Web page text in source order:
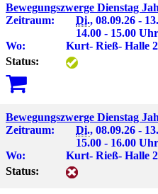
Bewegungszwerge Dienstag
Zeitraum:
Di., 08.09.26 -
14.00 - 15.00 Uhr
Wo:
Kurt- Rieß- Halle 2
Status:
Bewegungszwerge Dienstag
Zeitraum:
Di., 08.09.26 -
15.00 - 16.00 Uhr
Wo:
Kurt- Rieß- Halle 2
Status: